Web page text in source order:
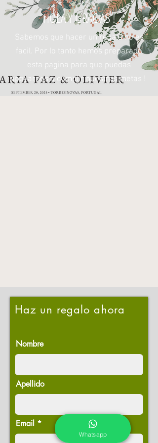
HOLA Y GRACIAS !
Sabemos que hacer un regalo no es
facil. Por lo tanto hemos preparado
esta pagina para que puedas
apoyarnos a cumplir nuestras metas !
Haz un regalo ahora
Nombre
Apellido
Email
Whatsapp